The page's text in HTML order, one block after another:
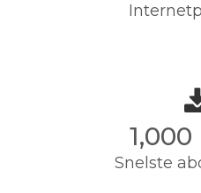
1,000
Snelste